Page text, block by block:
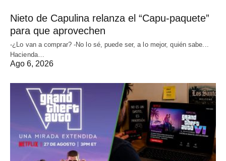
Nieto de Capulina relanza el “Capu-paquete”
para que aprovechen
-¿Lo van a comprar? -No lo sé, puede ser, a lo mejor, quién sabe...
Hacienda…
Ago 6, 2026